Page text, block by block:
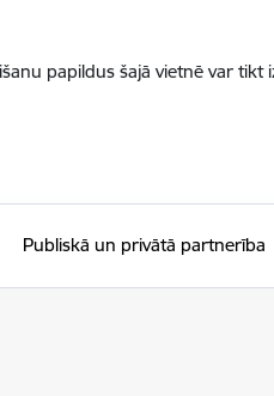
papildus šajā vietnē var
Publiskā un privātā partnerība